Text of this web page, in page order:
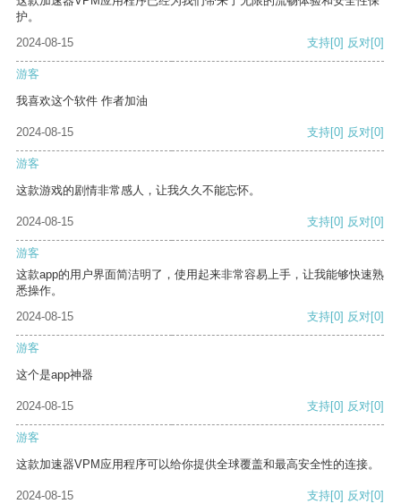
护。
2024-08-15
支持[0] 反对[0]
游客
我喜欢这个软件 作者加油
2024-08-15 支持[0] 反对[0]
游客
这款游戏的剧情非常感人，让我久久不能忘怀。
2024-08-15 支持[0] 反对[0]
游客
这款app的用户界面简洁明了，使用起来非常容易上手，让我能够快速熟
悉操作。
2024-08-15
支持[0] 反对[0]
游客
这个是app神器
2024-08-15 支持[0] 反对[0]
游客
这款加速器VPM应用程序可以给你提供全球覆盖和最高安全性的连接。
2024-08-15 支持[0] 反对[0]